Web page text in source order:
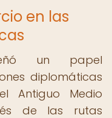
en las
un papel
diplomáticas
Antiguo Medio
de las rutas